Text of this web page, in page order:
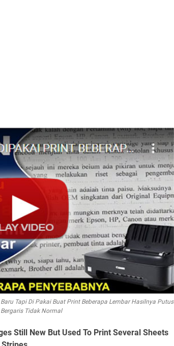
Tapi Di Pakai Buat Print Beberapa Lembar Hasilnya Putus
Tidak Normal
Still New But Used To Print Several Sheets